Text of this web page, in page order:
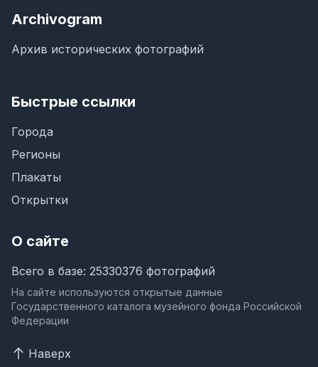
Archivogram
Архив исторических фотографий
Быстрые ссылки
Города
Регионы
Плакаты
Открытки
О сайте
Всего в базе: 25330376 фотографий
На сайте используются открытые данные
Государственного каталога музейного фонда Российской
Федерации
Наверх